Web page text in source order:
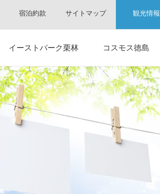
宿泊約款 サイトマップ 観光情報
イーストパーク栗林 コスモス徳島